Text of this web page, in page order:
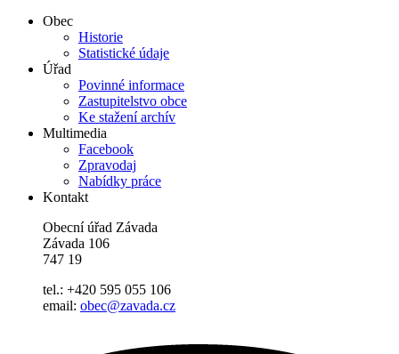
Obec
Historie
Statistické údaje
Úřad
Povinné informace
Zastupitelstvo obce
Ke stažení archív
Multimedia
Facebook
Zpravodaj
Nabídky práce
Kontakt
Obecní úřad Závada
Závada 106
747 19
tel.: +420 595 055 106
email: obec@zavada.cz